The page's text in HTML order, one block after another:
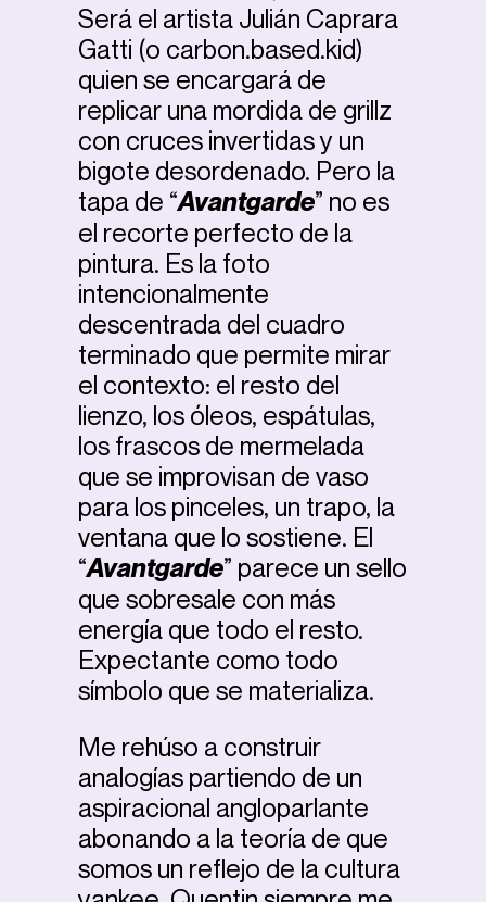
Será el artista Julián Caprara
Gatti (o carbon.based.kid)
quien se encargará de
replicar una mordida de grillz
con cruces invertidas y un
bigote desordenado. Pero la
tapa de “Avantgarde” no es
el recorte perfecto de la
pintura. Es la foto
intencionalmente
descentrada del cuadro
terminado que permite mirar
el contexto: el resto del
lienzo, los óleos, espátulas,
los frascos de mermelada
que se improvisan de vaso
para los pinceles, un trapo, la
ventana que lo sostiene. El
“Avantgarde” parece un sello
que sobresale con más
energía que todo el resto.
Expectante como todo
símbolo que se materializa.
Me rehúso a construir
analogías partiendo de un
aspiracional angloparlante
abonando a la teoría de que
somos un reflejo de la cultura